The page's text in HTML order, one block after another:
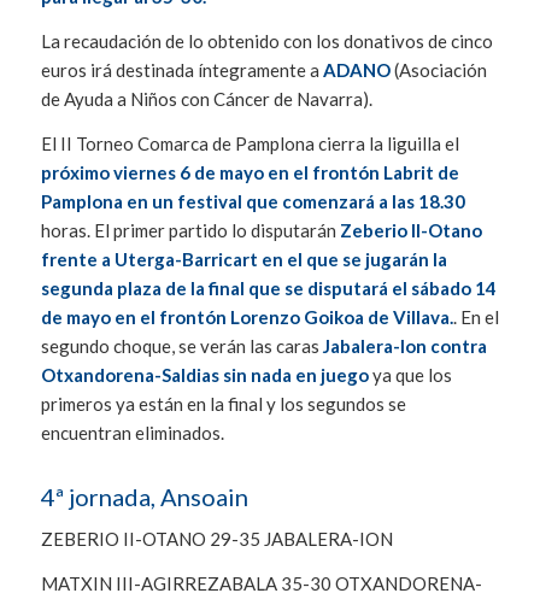
La recaudación de lo obtenido con los donativos de cinco
euros irá destinada íntegramente a ADANO(Asociación
de Ayuda a Niños con Cáncer de Navarra).
El II Torneo Comarca de Pamplona cierra la liguilla el
próximo viernes 6 de mayo en el frontón Labrit de
Pamplona en un festival que comenzará a las 18.30
horas. El primer partido lo disputarán Zeberio II-Otano
frente a Uterga-Barricart en el que se jugarán la
segunda plaza de la final que se disputará el sábado 14
de mayo en el frontón Lorenzo Goikoa de Villava.
. En el
segundo choque, se verán las caras Jabalera-Ion contra
Otxandorena-Saldias sin nada en juegoya que los
primeros ya están en la final y los segundos se
encuentran eliminados.
4ª jornada, Ansoain
ZEBERIO II-OTANO 29-35 JABALERA-ION
MATXIN III-AGIRREZABALA 35-30 OTXANDORENA-